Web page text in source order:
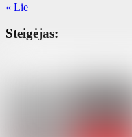
« Lie
Steigėjas: